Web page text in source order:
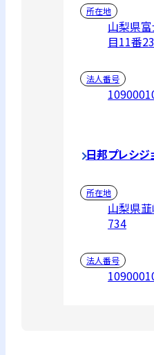
所在地
山梨県
目11番
法人番号
日邦プレシジ
所在地
山梨県
734
法人番号